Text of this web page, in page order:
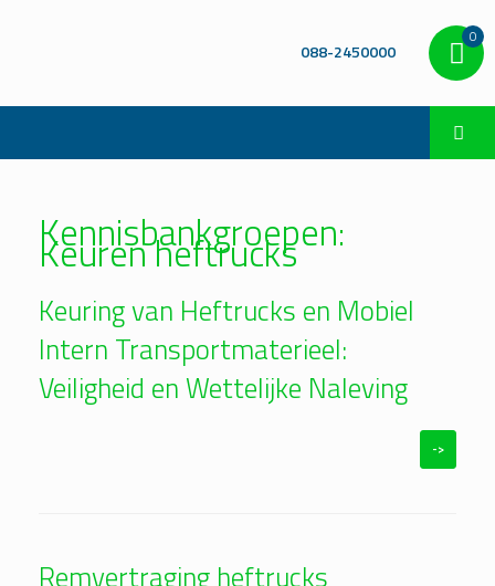
088-2450000
0
Kennisbankgroepen:
Keuren heftrucks
Keuring van Heftrucks en Mobiel
Intern Transportmaterieel:
Veiligheid en Wettelijke Naleving
->
Remvertraging heftrucks